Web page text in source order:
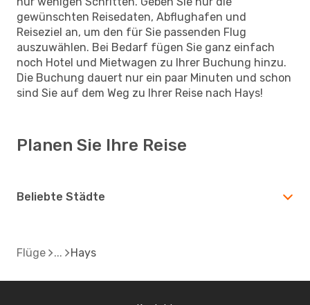
gewünschten Reisedaten, Abflughafen und
Reiseziel an, um den für Sie passenden Flug
auszuwählen. Bei Bedarf fügen Sie ganz einfach
noch Hotel und Mietwagen zu Ihrer Buchung hinzu.
Die Buchung dauert nur ein paar Minuten und schon
sind Sie auf dem Weg zu Ihrer Reise nach Hays!
Planen Sie Ihre Reise
Beliebte Städte
Flüge Hays